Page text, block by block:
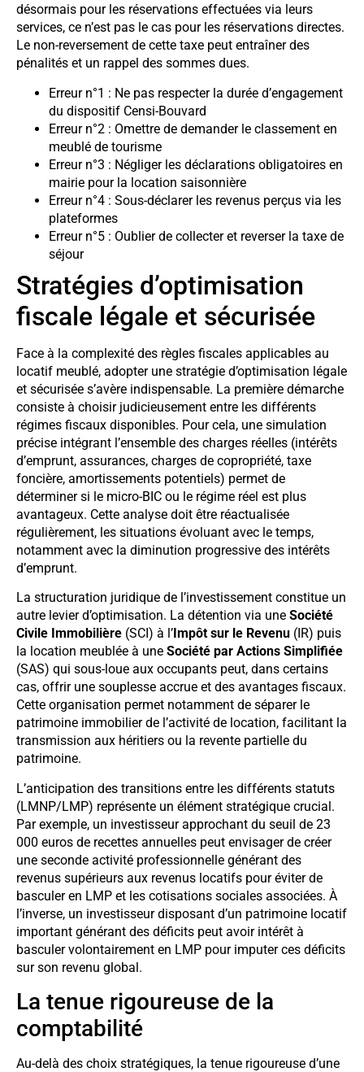
désormais pour les réservations effectuées via leurs
services, ce n’est pas le cas pour les réservations directes.
Le non-reversement de cette taxe peut entraîner des
pénalités et un rappel des sommes dues.
Erreur n°1 : Ne pas respecter la durée d’engagement
du dispositif Censi-Bouvard
Erreur n°2 : Omettre de demander le classement en
meublé de tourisme
Erreur n°3 : Négliger les déclarations obligatoires en
mairie pour la location saisonnière
Erreur n°4 : Sous-déclarer les revenus perçus via les
plateformes
Erreur n°5 : Oublier de collecter et reverser la taxe de
séjour
Stratégies d’optimisation
fiscale légale et sécurisée
Face à la complexité des règles fiscales applicables au
locatif meublé, adopter une stratégie d’optimisation légale
et sécurisée s’avère indispensable. La première démarche
consiste à choisir judicieusement entre les différents
régimes fiscaux disponibles. Pour cela, une simulation
précise intégrant l’ensemble des charges réelles (intérêts
d’emprunt, assurances, charges de copropriété, taxe
foncière, amortissements potentiels) permet de
déterminer si le micro-BIC ou le régime réel est plus
avantageux. Cette analyse doit être réactualisée
régulièrement, les situations évoluant avec le temps,
notamment avec la diminution progressive des intérêts
d’emprunt.
La structuration juridique de l’investissement constitue un
autre levier d’optimisation. La détention via une Société
Civile Immobilière (SCI) à l’ Impôt sur le Revenu (IR) puis
la location meublée à une Société par Actions Simplifiée
(SAS) qui sous-loue aux occupants peut, dans certains
cas, offrir une souplesse accrue et des avantages fiscaux.
Cette organisation permet notamment de séparer le
patrimoine immobilier de l’activité de location, facilitant la
transmission aux héritiers ou la revente partielle du
patrimoine.
L’anticipation des transitions entre les différents statuts
(LMNP/LMP) représente un élément stratégique crucial.
Par exemple, un investisseur approchant du seuil de 23
000 euros de recettes annuelles peut envisager de créer
une seconde activité professionnelle générant des
revenus supérieurs aux revenus locatifs pour éviter de
basculer en LMP et les cotisations sociales associées. À
l’inverse, un investisseur disposant d’un patrimoine locatif
important générant des déficits peut avoir intérêt à
basculer volontairement en LMP pour imputer ces déficits
sur son revenu global.
La tenue rigoureuse de la
comptabilité
Au-delà des choix stratégiques, la tenue rigoureuse d’une